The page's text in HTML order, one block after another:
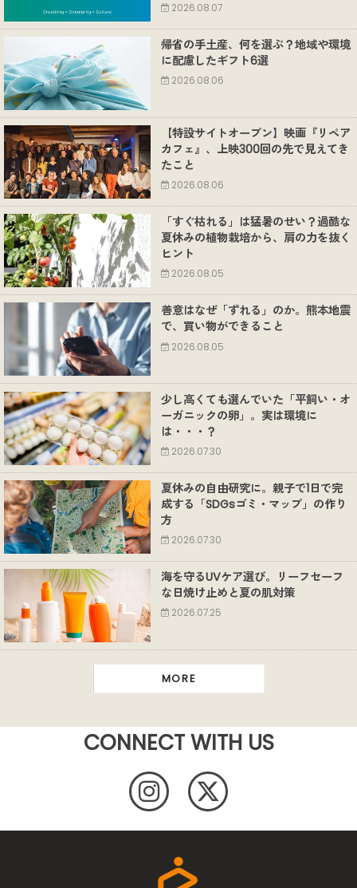
2026.08.07
帰省の手土産、何を選ぶ？地域や環境
に配慮したギフト6選
2026.08.06
【特設サイトオープン】映画『リペア
カフェ』、上映300回の先で見えてき
たこと
2026.08.06
「すぐ枯れる」は猛暑のせい？過酷な
夏休みの植物栽培から、肩の力を抜く
ヒント
2026.08.05
善意はなぜ「ずれる」のか。熊本地震
で、買い物ができること
2026.08.05
少し高くても選んでいた「平飼い・オ
ーガニックの卵」。実は環境に
は・・・？
2026.07.30
夏休みの自由研究に。親子で1日で完
成する「SDGsゴミ・マップ」の作り
方
2026.07.30
海を守るUVケア選び。リーフセーフ
な日焼け止めと夏の肌対策
2026.07.25
MORE
CONNECT WITH US